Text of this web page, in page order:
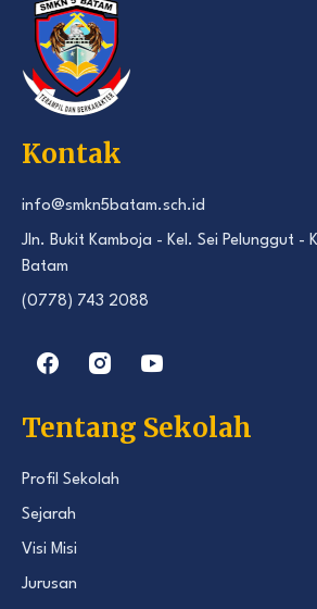
Kontak
info@smkn5batam.sch.id
Jln. Bukit Kamboja - Kel. Sei Pelunggut -
Batam
(0778) 743 2088
Tentang Sekolah
Profil Sekolah
Sejarah
Visi Misi
Jurusan